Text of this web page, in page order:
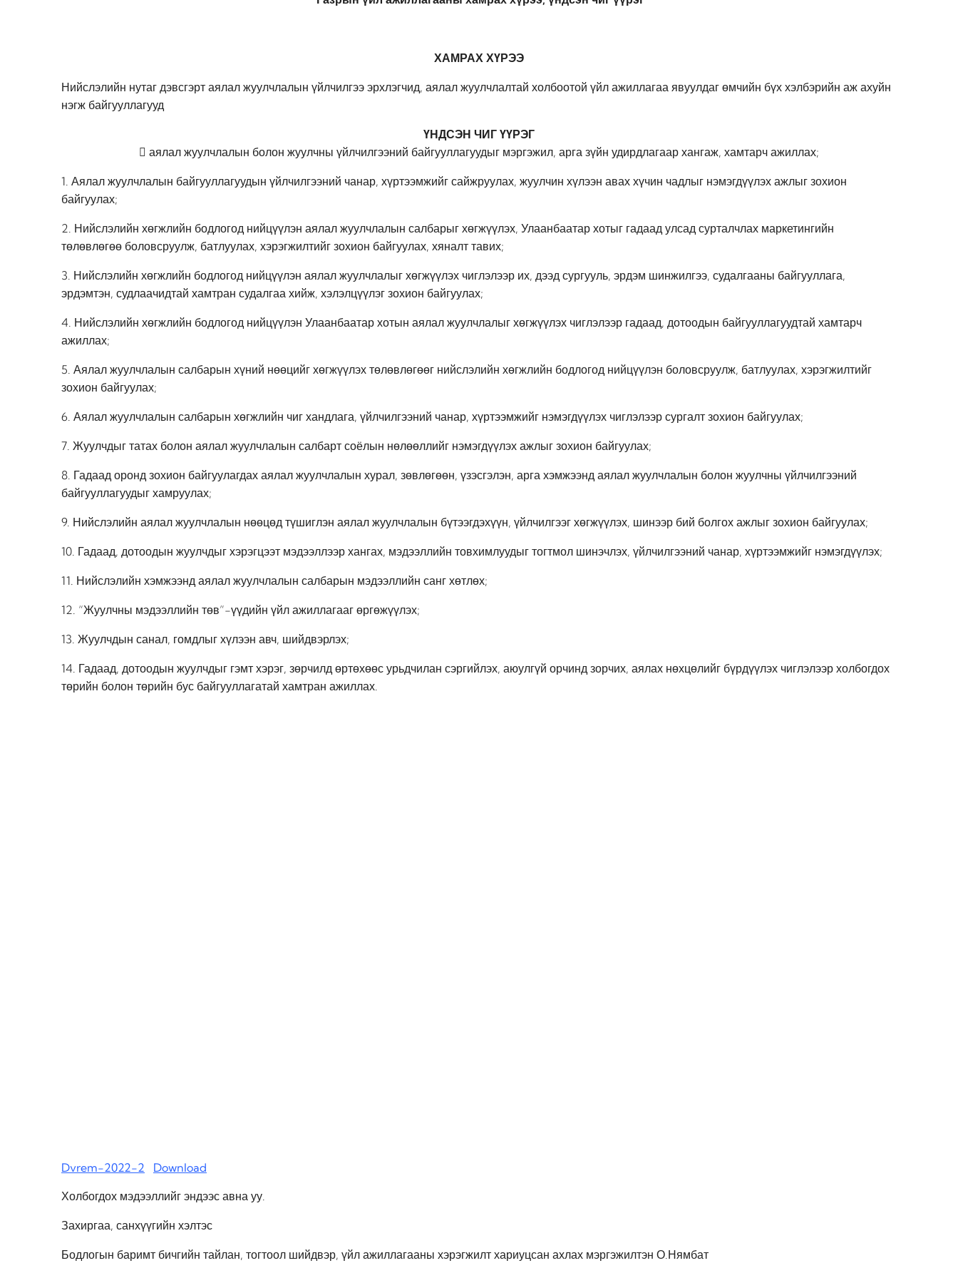
ХАМРАХ ХҮРЭЭ
Нийслэлийн нутаг дэвсгэрт аялал жуулчлалын үйлчилгээ эрхлэгчид, аялал жуулчлалтай холбоотой үйл ажиллагаа явуулдаг өмчийн бүх хэлбэрийн аж ахуйн
нэгж байгууллагууд
ҮНДСЭН ЧИГ ҮҮРЭГ
 аялал жуулчлалын болон жуулчны үйлчилгээний байгууллагуудыг мэргэжил, арга зүйн удирдлагаар хангаж, хамтарч ажиллах;
1. Аялал жуулчлалын байгууллагуудын үйлчилгээний чанар, хүртээмжийг сайжруулах, жуулчин хүлээн авах хүчин чадлыг нэмэгдүүлэх ажлыг зохион
байгуулах;
2. Нийслэлийн хөгжлийн бодлогод нийцүүлэн аялал жуулчлалын салбарыг хөгжүүлэх, Улаанбаатар хотыг гадаад улсад сурталчлах маркетингийн
төлөвлөгөө боловсруулж, батлуулах, хэрэгжилтийг зохион байгуулах, хяналт тавих;
3. Нийслэлийн хөгжлийн бодлогод нийцүүлэн аялал жуулчлалыг хөгжүүлэх чиглэлээр их, дээд сургууль, эрдэм шинжилгээ, судалгааны байгууллага,
эрдэмтэн, судлаачидтай хамтран судалгаа хийж, хэлэлцүүлэг зохион байгуулах;
4. Нийслэлийн хөгжлийн бодлогод нийцүүлэн Улаанбаатар хотын аялал жуулчлалыг хөгжүүлэх чиглэлээр гадаад, дотоодын байгууллагуудтай хамтарч
ажиллах;
5. Аялал жуулчлалын салбарын хүний нөөцийг хөгжүүлэх төлөвлөгөөг нийслэлийн хөгжлийн бодлогод нийцүүлэн боловсруулж, батлуулах, хэрэгжилтийг
зохион байгуулах;
6. Аялал жуулчлалын салбарын хөгжлийн чиг хандлага, үйлчилгээний чанар, хүртээмжийг нэмэгдүүлэх чиглэлээр сургалт зохион байгуулах;
7. Жуулчдыг татах болон аялал жуулчлалын салбарт соёлын нөлөөллийг нэмэгдүүлэх ажлыг зохион байгуулах;
8. Гадаад оронд зохион байгуулагдах аялал жуулчлалын хурал, зөвлөгөөн, үзэсгэлэн, арга хэмжээнд аялал жуулчлалын болон жуулчны үйлчилгээний
байгууллагуудыг хамруулах;
9. Нийслэлийн аялал жуулчлалын нөөцөд түшиглэн аялал жуулчлалын бүтээгдэхүүн, үйлчилгээг хөгжүүлэх, шинээр бий болгох ажлыг зохион байгуулах;
10. Гадаад, дотоодын жуулчдыг хэрэгцээт мэдээллээр хангах, мэдээллийн товхимлуудыг тогтмол шинэчлэх, үйлчилгээний чанар, хүртээмжийг нэмэгдүүлэх;
11. Нийслэлийн хэмжээнд аялал жуулчлалын салбарын мэдээллийн санг хөтлөх;
12. “Жуулчны мэдээллийн төв”-үүдийн үйл ажиллагааг өргөжүүлэх;
13. Жуулчдын санал, гомдлыг хүлээн авч, шийдвэрлэх;
14. Гадаад, дотоодын жуулчдыг гэмт хэрэг, зөрчилд өртөхөөс урьдчилан сэргийлэх, аюулгүй орчинд зорчих, аялах нөхцөлийг бүрдүүлэх чиглэлээр холбогдох
төрийн болон төрийн бус байгууллагатай хамтран ажиллах.
Dvrem-2022-2
Download
Холбогдох мэдээллийг эндээс авна уу.
Захиргаа, санхүүгийн хэлтэс
Бодлогын баримт бичгийн тайлан, тогтоол шийдвэр, үйл ажиллагааны хэрэгжилт хариуцсан ахлах мэргэжилтэн О.Нямбат